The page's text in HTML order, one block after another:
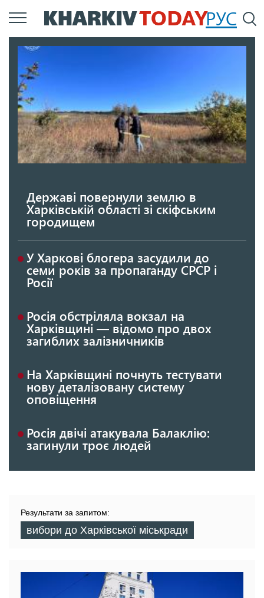
Перейти
до
РУС
Державі повернули землю в
Харківській області зі скіфським
городищем
У Харкові блогера засудили до
семи років за пропаганду СРСР і
Росії
Росія обстріляла вокзал на
Харківщині — відомо про двох
загиблих залізничників
На Харківщині почнуть тестувати
нову деталізовану систему
оповіщення
Росія двічі атакувала Балаклію:
загинули троє людей
Результати за запитом:
вибори до Харківської міськради